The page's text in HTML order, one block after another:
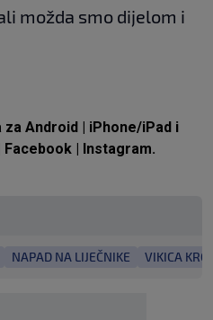
možda smo dijelom i
za Android iPhone/iPad i
Facebook Instagram.
NAPAD NA LIJEČNIKE VIKICA